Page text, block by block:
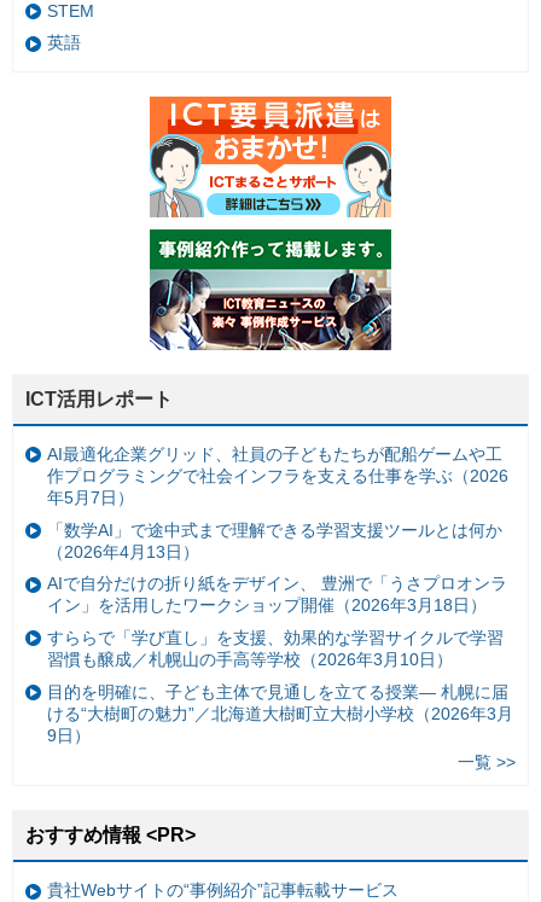
STEM
英語
ICT活用レポート
AI最適化企業グリッド、社員の子どもたちが配船ゲームや工
作プログラミングで社会インフラを支える仕事を学ぶ（2026
年5月7日）
「数学AI」で途中式まで理解できる学習支援ツールとは何か
（2026年4月13日）
AIで自分だけの折り紙をデザイン、 豊洲で「うさプロオンラ
イン」を活用したワークショップ開催（2026年3月18日）
すららで「学び直し」を支援、効果的な学習サイクルで学習
習慣も醸成／札幌山の手高等学校（2026年3月10日）
目的を明確に、子ども主体で見通しを立てる授業— 札幌に届
ける“大樹町の魅力”／北海道大樹町立大樹小学校（2026年3月
9日）
一覧 >>
おすすめ情報 <PR>
貴社Webサイトの“事例紹介”記事転載サービス